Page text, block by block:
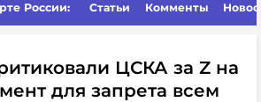
России: Статьи Комменты
ЦСКА за Z на
для запрета всем